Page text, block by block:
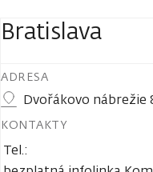
Bratislava
ADRESA
Dvořákovo nábrežie
KONTAKTY
Tel.: